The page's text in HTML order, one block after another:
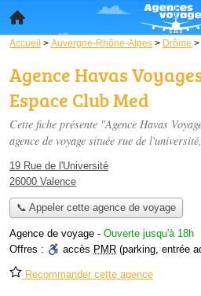
Accueil > Auvergne-Rhône-Alpes > Drôme >
Agence Havas
Espace Club Med
Cette fiche présente "Agence Havas
agence de voyage située rue de l'université
19 Rue de l'Université
26000 Valence
📞 Appeler cette agence de voyage
Agence de voyage - Ouverte jusqu'à 18h
Offres :
accès PMR (parking, entrée
Recommander cette agence